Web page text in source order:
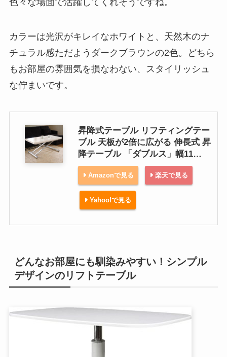
色々な場面で活躍してくれそうですね。
カラーは光沢がキレイなホワイトと、天然木のナ
チュラル感ただようダークブラウンの2色。どちら
もお部屋の雰囲気を損なわない、スタイリッシュ
な佇まいです。
昇降式テーブル リフティングテー
ブル 天板が2倍に広がる 伸長式 昇
降テーブル 「ダブルス」幅11…
Amazonで見る 楽天で見る
Yahoo!で見る
どんなお部屋にも馴染みやすい！シンプル
デザインのリフトテーブル